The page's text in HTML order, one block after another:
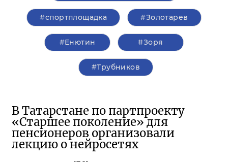
#спортплощадка #Золотарев
#Енютин #Зоря
#Трубников
В Татарстане по партпроекту
«Старшее поколение» для
пенсионеров организовали
лекцию о нейросетях